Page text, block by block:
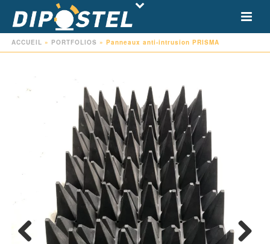
ACCUEIL » PORTFOLIOS » Panneaux anti-intrusion PRISMA